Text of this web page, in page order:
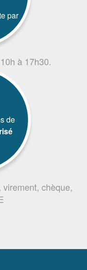
par
à 17h30.
de
chèque,